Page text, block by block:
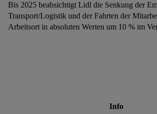
Bis 2025 beabsichtigt Lidl die Senkung der
Transport/Logistik und der Fahrten der
Arbeitsort in absoluten Werten um 10 % im
Info